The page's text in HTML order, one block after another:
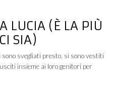
LUCIA (È LA PIÙ
SIA)
svegliati presto, si sono vestiti
insieme ai loro genitori per